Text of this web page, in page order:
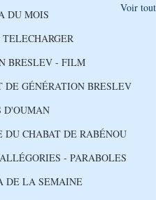
DU MOIS
BRESLEV - FILM
DE GÉNÉRATION BRESLEV
D'OUMAN
CHABAT DE RABÉNOU
- PARABOLES
DE LA SEMAINE
Voir tout